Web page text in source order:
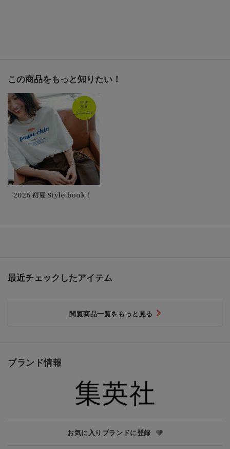
この商品をもっと知りたい！
2026 初夏 Style book！
ブランド情報
お気に入りブランドに登録
最近チェックしたアイテム
閲覧商品一覧をもっと見る